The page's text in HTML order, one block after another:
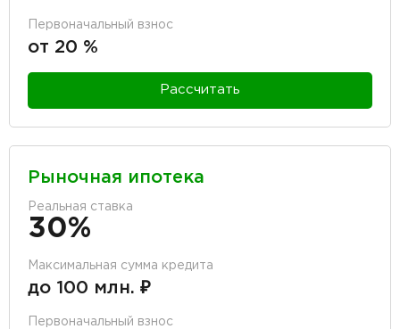
Первоначальный взнос
от 20 %
Рассчитать
Рыночная ипотека
Реальная ставка
30%
Максимальная сумма кредита
до 100 млн. ₽
Первоначальный взнос